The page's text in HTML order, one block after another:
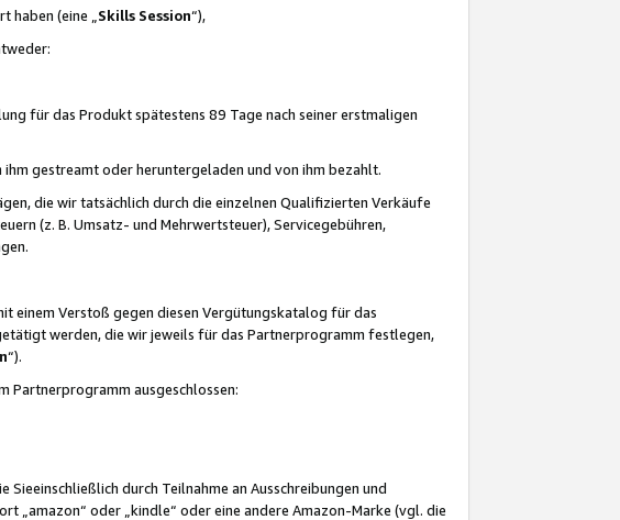
(eine „ Skills Session“),
für das Produkt spätestens 89 Tage nach seiner erstmaligen
gestreamt oder heruntergeladen und von ihm bezahlt.
die wir tatsächlich durch die einzelnen Qualifizierten Verkäufe
(z. B. Umsatz- und Mehrwertsteuer), Servicegebühren,
einem Verstoß gegen diesen Vergütungskatalog für das
werden, die wir jeweils für das Partnerprogramm festlegen,
“).
Partnerprogramm ausgeschlossen:
durch Teilnahme an Ausschreibungen und
„amazon“ oder „kindle“ oder eine andere Amazon-Marke (vgl. die